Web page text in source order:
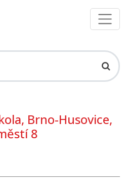
Brno-Husovice,
8